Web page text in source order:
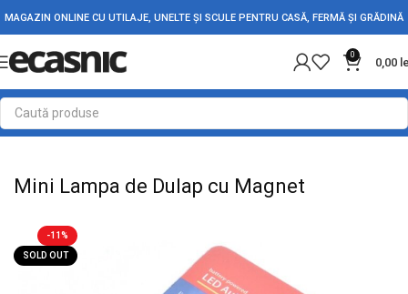
MAGAZIN ONLINE CU UTILAJE, UNELTE ȘI SCULE PENTRU CASĂ, FERMĂ ȘI GRĂDINĂ
0
0,00
Prima pagină Iluminat Led Lanterne Led Lampi de Lucru
Mini Lampa de Dulap cu Magnet
-11%
SOLD OUT